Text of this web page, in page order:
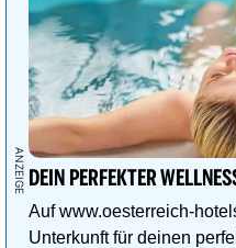
DEIN PERFEKTER
Auf www.oesterreich-
Unterkunft für deinen